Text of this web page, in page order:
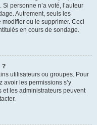
personne n’a voté, l’auteur
Autrement, seuls les
ou le supprimer. Ceci
en cours de sondage.
?
utilisateurs ou groupes. Pour
avoir les permissions s’y
et les administrateurs peuvent